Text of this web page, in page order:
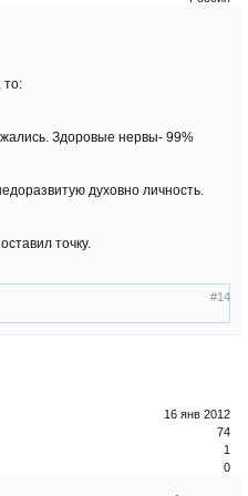
то:
Здоровые нервы- 99%
духовно личность.
точку.
#14
16 янв 2012
74
1
0